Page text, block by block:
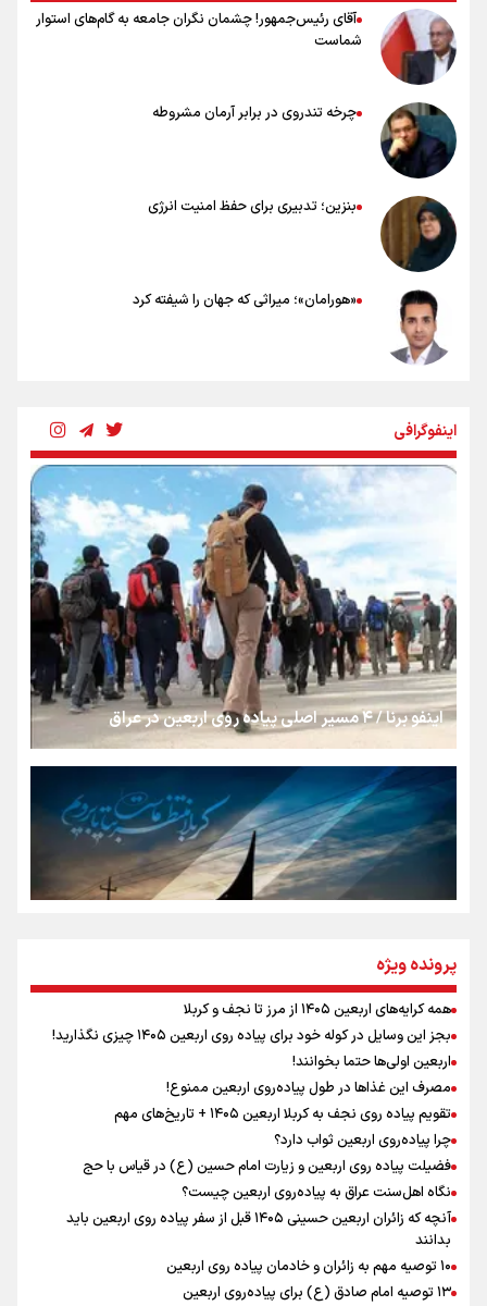
آقای رئیس‌جمهور! چشمان نگران جامعه به گام‌های استوار
شماست
چرخه تندروی در برابر آرمان مشروطه
بنزین؛ تدبیری برای حفظ امنیت انرژی
«هورامان»؛ میراثی که جهان را شیفته کرد
رسانه ملی و حق مردم برای شنیدن صدای رئیس‌جمهوری
روایت ایران از کنار مردم
از طلوع خیابان‌ها تا غروب اشک
جمله‌ای که بغض چهارماهه را شکست؛ «آهای مردم، آقا از
تهران رفتند»
سه حسرتی که به دلم ماند
نگاه تمدنی رهبر شهید به فضای مجازی
رابطه کارگر و کارفرما در اندیشه رهبر شهید: از تضاد به
زوجیت
اینفوگرافی
اینفو برنا / ۴ مسیر اصلی پیاده روی اربعین در عراق
اینفو برنا / توصیه‌هایی طلایی برای پیاده روی اربعین
اینفو برنا / جدول کامل فاصله مرز شلمچه تا شهرهای زیارتی
پرونده ویژه
همه کرایه‌های اربعین ۱۴۰۵ از مرز تا نجف و کربلا
بجز این وسایل در کوله خود برای پیاده روی اربعین ۱۴۰۵ چیزی نگذارید!
اربعین اولی‌ها حتما بخوانند!
مصرف این غذاها در طول پیاده‌روی اربعین ممنوع!
تقویم پیاده روی نجف به کربلا اربعین ۱۴۰۵ + تاریخ‌های مهم
چرا پیاده‌روی اربعین ثواب دارد؟
فضیلت پیاده روی اربعین و زیارت امام حسین (ع) در قیاس با حج
نگاه اهل‌سنت عراق به پیاده‌روی اربعین چیست؟
آنچه که زائران اربعین حسینی ۱۴۰۵ قبل از سفر پیاده روی اربعین باید
بدانند
۱۰ توصیه مهم به زائران و خادمان پیاده روی اربعین
۱۳ توصیه امام صادق (ع) برای پیاده‌روی اربعین